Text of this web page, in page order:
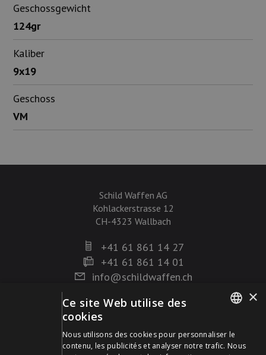
Geschossgewicht
124gr
Kaliber
9x19
Geschoss
VM
Schild Waffen AG
Kohlackerstrasse 12
CH-4323 Wallbach
+41 61 861 14 27
+41 61 861 14 01
info@schildwaffen.ch
Mode de paiement
FRENCH
×
Ce site Web utilise des
cookies
Nous utilisons des cookies pour personnaliser le
contenu, les publicités et analyser notre trafic. Nous